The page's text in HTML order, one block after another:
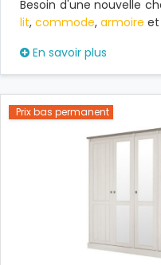
Besoin d'une nouvelle
lit, commode, armoire et
En savoir plus
Prix bas permanent